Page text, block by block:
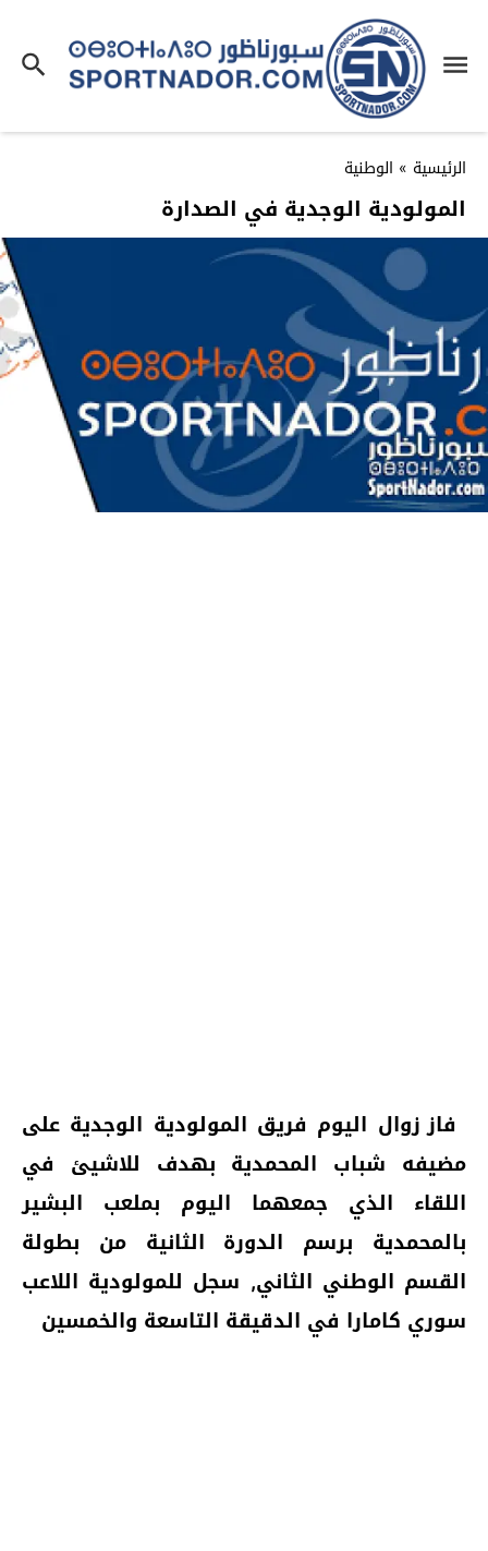
الرئيسية » الوطنية
المولودية الوجدية في الصدارة
فاز زوال اليوم فريق المولودية الوجدية على
مضيفه شباب المحمدية بهدف للاشيئ في
اللقاء الذي جمعهما
اليوم بملعب البشير
بالمحمدية برسم الدورة الثانية من بطولة
القسم الوطني الثاني, سجل للمولودية اللاعب
سوري كامارا في الدقيقة التاسعة والخمسين